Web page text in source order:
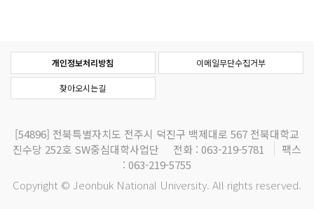
개인정보처리방침 이메일무단수집거부
찾아오시는길
[54896] 전북특별자치도 전주시 덕진구 백제대로 567 전북대학교
진수당 252호 SW중심대학사업단
전화 : 063-219-5781
팩스
: 063-219-5755
Copyright © Jeonbuk National University. All rights reserved.